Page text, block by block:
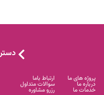
پروژه های ما
درباره ما
خدمات ما
ارتباط باما
سوالات متداول
رزرو مشاوره